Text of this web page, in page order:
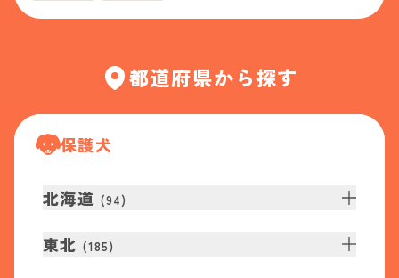
都道府県から探す
保護犬
北海道 (94)
東北 (185)